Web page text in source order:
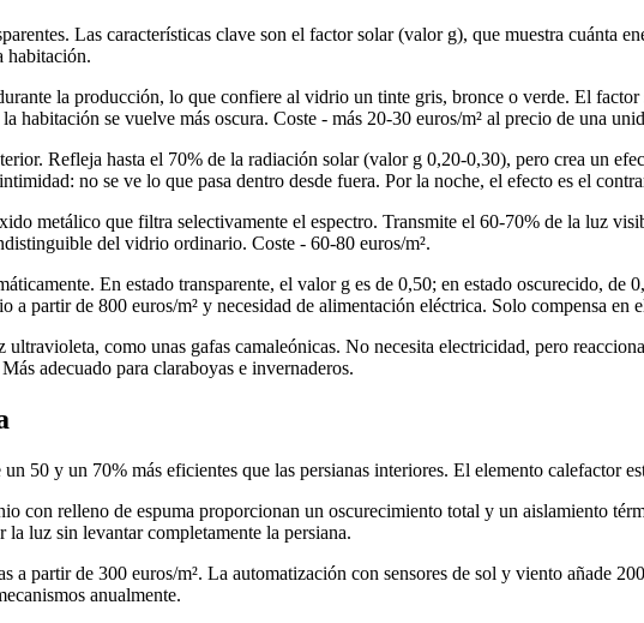
Las características clave son el factor solar (valor g), que muestra cuánta
habitación.
la producción, lo que confiere al vidrio un tinte gris, bronce o verde. El
se vuelve más oscura. Coste - más 20-30 euros/m² al precio de una
Refleja hasta el 70% de la radiación solar (valor g 0,20-0,30), pero crea un
no se ve lo que pasa dentro desde fuera. Por la noche, el efecto es el
metálico que filtra selectivamente el espectro. Transmite el 60-70% de la luz
del vidrio ordinario. Coste - 60-80 euros/m².
En estado transparente, el valor g es de 0,50; en estado oscurecido, de
partir de 800 euros/m² y necesidad de alimentación eléctrica. Solo compensa en
ultravioleta, como unas gafas camaleónicas. No necesita electricidad, pero
adecuado para claraboyas e invernaderos.
50 y un 70% más eficientes que las persianas interiores. El elemento calefactor
con relleno de espuma proporcionan un oscurecimiento total y un aislamiento
luz sin levantar completamente la persiana.
a partir de 300 euros/m². La automatización con sensores de sol y viento añade
anualmente.